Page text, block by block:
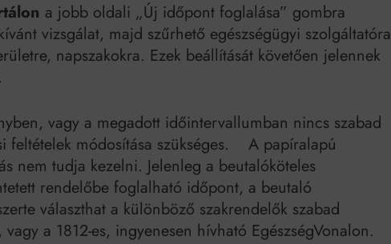
a jobb oldali „Új időpont foglalása” gombra
vizsgálat, majd szűrhető egészségügyi szolgáltatóra
napszakokra. Ezek beállítását követően jelennek
vagy a megadott időintervallumban nincs szabad
feltételek módosítása szükséges. A papíralapú
nem tudja kezelni. Jelenleg a beutalóköteles
rendelőbe foglalható időpont, a beutaló
választhat a különböző szakrendelők szabad
a 1812-es, ingyenesen hívható EgészségVonalon.